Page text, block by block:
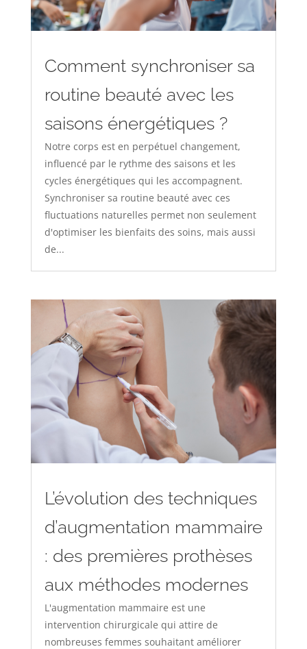
Comment synchroniser sa
routine beauté avec les
saisons énergétiques ?
Notre corps est en perpétuel changement,
influencé par le rythme des saisons et les
cycles énergétiques qui les accompagnent.
Synchroniser sa routine beauté avec ces
fluctuations naturelles permet non seulement
d'optimiser les bienfaits des soins, mais aussi
de...
L’évolution des techniques
d’augmentation mammaire
: des premières prothèses
aux méthodes modernes
L'augmentation mammaire est une
intervention chirurgicale qui attire de
nombreuses femmes souhaitant améliorer